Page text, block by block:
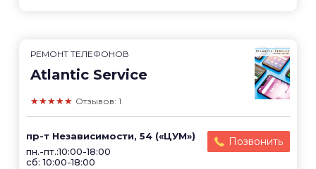
РЕМОНТ ТЕЛЕФОНОВ
Atlantic Service
★★★★★ Отзывов: 1
пр-т Независимости, 54 («ЦУМ»)
пн.-пт.:10:00-18:00
сб: 10:00-18:00
Позвонить